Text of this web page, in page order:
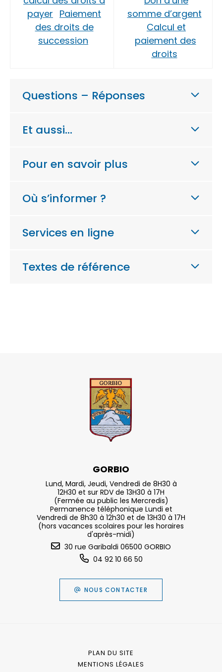
payer Paiement
des droits de
succession
somme d’argent
Calcul et
paiement des
droits
Questions – Réponses
Et aussi…
Pour en savoir plus
Où s’informer ?
Services en ligne
Textes de référence
GORBIO
Lund, Mardi, Jeudi, Vendredi de 8H30 à
12H30 et sur RDV de 13H30 à 17H
(Fermée au public les Mercredis)
Permanence téléphonique Lundi et
Vendredi de 8h30 à 12h30 et de 13H30 à 17H
(hors vacances scolaires pour les horaires
d'après-midi)
30 rue Garibaldi 06500 GORBIO
04 92 10 66 50
NOUS CONTACTER
PLAN DU SITE
MENTIONS LÉGALES